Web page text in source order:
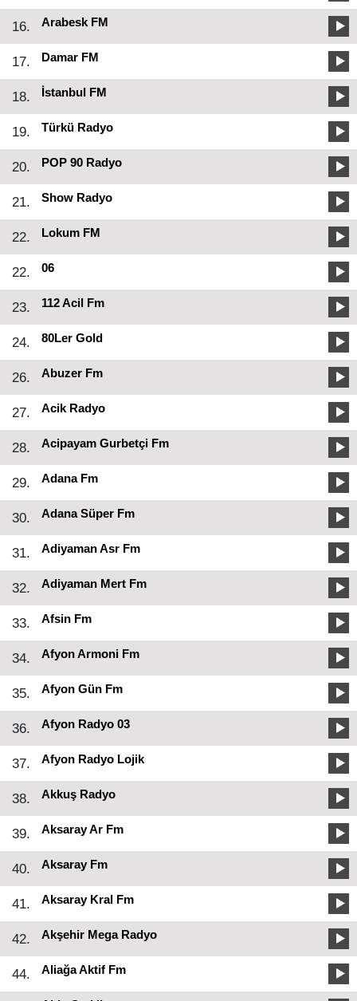
16. Arabesk FM
17. Damar FM
18. İstanbul FM
19. Türkü Radyo
20. POP 90 Radyo
21. Show Radyo
22. Lokum FM
22. 06
23. 112 Acil Fm
24. 80Ler Gold
26. Abuzer Fm
27. Acik Radyo
28. Acipayam Gurbetçi Fm
29. Adana Fm
30. Adana Süper Fm
31. Adiyaman Asr Fm
32. Adiyaman Mert Fm
33. Afsin Fm
34. Afyon Armoni Fm
35. Afyon Gün Fm
36. Afyon Radyo 03
37. Afyon Radyo Lojik
38. Akkuş Radyo
39. Aksaray Ar Fm
40. Aksaray Fm
41. Aksaray Kral Fm
42. Akşehir Mega Radyo
44. Aliağa Aktif Fm